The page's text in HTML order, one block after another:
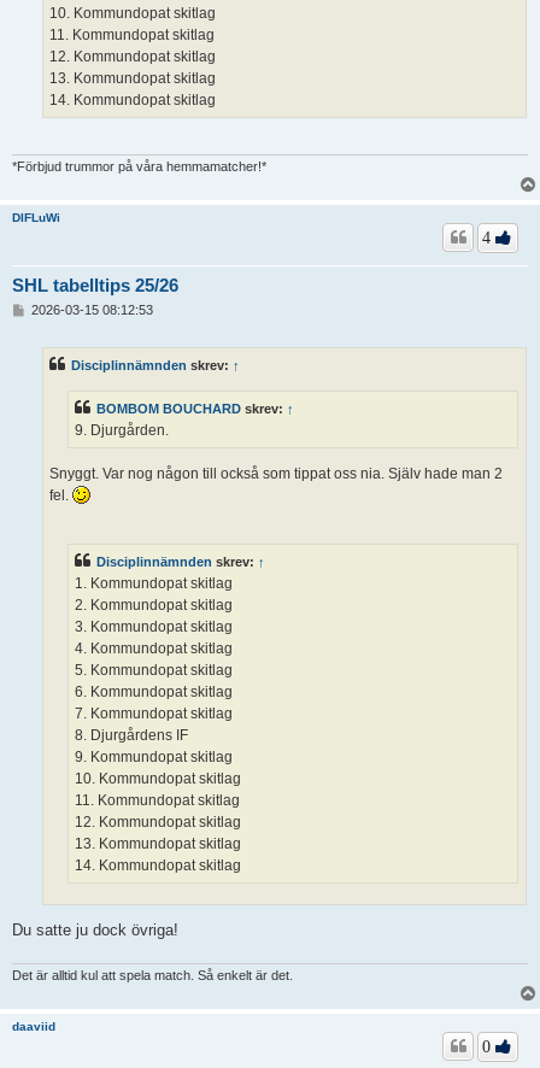
10. Kommundopat skitlag
11. Kommundopat skitlag
12. Kommundopat skitlag
13. Kommundopat skitlag
14. Kommundopat skitlag
*Förbjud trummor på våra hemmamatcher!*
DIFLuWi
SHL tabelltips 25/26
4
2026-03-15 08:12:53
Disciplinnämnden skrev: ↑
BOMBOM BOUCHARD skrev: ↑
9. Djurgården.
Snyggt. Var nog någon till också som tippat oss nia. Själv hade man 2
fel.
Disciplinnämnden skrev: ↑
1. Kommundopat skitlag
2. Kommundopat skitlag
3. Kommundopat skitlag
4. Kommundopat skitlag
5. Kommundopat skitlag
6. Kommundopat skitlag
7. Kommundopat skitlag
8. Djurgårdens IF
9. Kommundopat skitlag
10. Kommundopat skitlag
11. Kommundopat skitlag
12. Kommundopat skitlag
13. Kommundopat skitlag
14. Kommundopat skitlag
Du satte ju dock övriga!
Det är alltid kul att spela match. Så enkelt är det.
daaviid
0